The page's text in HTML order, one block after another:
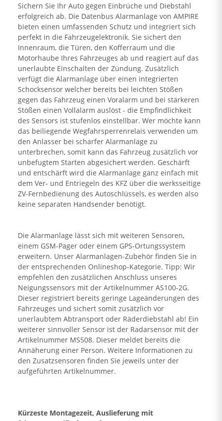
Sichern Sie Ihr Auto gegen Einbrüche und Diebstahl
erfolgreich ab. Die Datenbus Alarmanlage von AMPIRE
bieten einen umfassenden Schutz und integriert sich
perfekt in die Fahrzeugelektronik. Sie sichert den
Innenraum, die Türen, den Kofferraum und die
Motorhaube Ihres Fahrzeuges ab und reagiert auf das
unerlaubte Einschalten der Zündung. Zusätzlich
verfügt die Alarmanlage über einen integrierten
Schocksensor welcher bereits bei leichten Stößen
gegen das Fahrzeug einen Voralarm und bei stärkeren
Stößen einen Vollalarm auslöst - die Empfindlichkeit
des Sensors ist stufenlos einstellbar. Wer möchte kann
das beiliegende Wegfahrsperrenrelais verwenden um
den Anlasser bei scharfer Alarmanlage zu
unterbrechen, somit kann das Fahrzeug zusätzlich vor
unbefugtem Starten abgesichert werden. Geschärft
und entschärft wird die Alarmanlage ganz einfach mit
dem Ver- und Entriegeln des KFZ über die werksseitige
ZV-Fernbedienung des Autoschlüssels, es werden also
keine separaten Handsender benötigt.
Die Alarmanlage lässt sich mit weiteren Sensoren,
einem GSM-Pager oder einem GPS-Ortungssystem
erweitern. Unser Alarmanlagen-Zubehör finden Sie in
der entsprechenden Onlineshop-Kategorie. Tipp: Wir
empfehlen den zusätzlichen Anschluss unseres
Neigungssensors mit der Artikelnummer AS100-2G.
Dieser registriert bereits geringe Lageänderungen des
Fahrzeuges und sichert somit zusätzlich vor
unerlaubtem Abtransport oder Räderdiebstahl ab! Ein
weiterer sinnvoller Sensor ist der Radarsensor mit der
Artikelnummer MS508. Dieser meldet bereits die
Annäherung einer Person. Weitere Informationen zu
den Zusatzsensoren finden Sie jeweils unter der
aufgeführten Artikelnummer.
Kürzeste Montagezeit, Auslieferung mit